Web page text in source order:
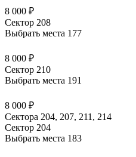
8 000 ₽
Сектор 208
Выбрать места 177
8 000 ₽
Сектор 210
Выбрать места 191
8 000 ₽
Сектора 204, 207, 211, 214
Сектор 204
Выбрать места 183